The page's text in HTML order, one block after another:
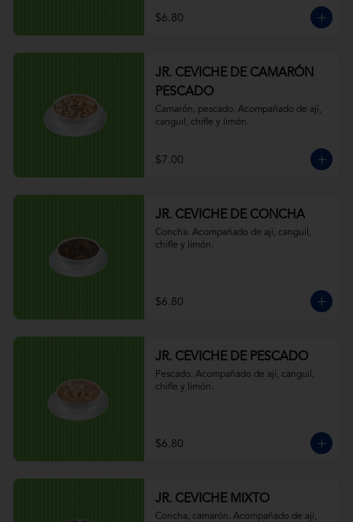
$6.80
JR. CEVICHE DE CAMARÓN
PESCADO
Camarón, pescado. Acompañado de ají,
canguil, chifle y limón.
$7.00
JR. CEVICHE DE CONCHA
Concha. Acompañado de ají, canguil,
chifle y limón.
$6.80
JR. CEVICHE DE PESCADO
Pescado. Acompañado de ají, canguil,
chifle y limón.
$6.80
JR. CEVICHE MIXTO
Concha, camarón. Acompañado de ají,